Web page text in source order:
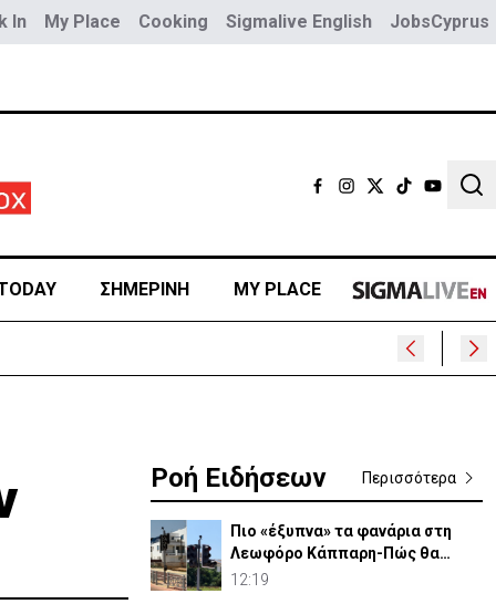
In My Place Cooking Sigmalive English JobsCyprus
ΣΗΜΕΡΙΝΗ MY PLACE
Ροή Ειδήσεων Περισσότερα
Πιο «έξυπνα» τα φανάρια στη
Λεωφόρο Κάππαρη-Πώς θα
λειτουργούν
12:19